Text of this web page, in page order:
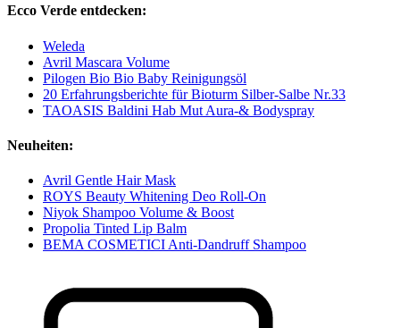
Ecco Verde entdecken:
Weleda
Avril Mascara Volume
Pilogen Bio Bio Baby Reinigungsöl
20 Erfahrungsberichte für Bioturm Silber-Salbe Nr.33
TAOASIS Baldini Hab Mut Aura-& Bodyspray
Neuheiten:
Avril Gentle Hair Mask
ROYS Beauty Whitening Deo Roll-On
Niyok Shampoo Volume & Boost
Propolia Tinted Lip Balm
BEMA COSMETICI Anti-Dandruff Shampoo